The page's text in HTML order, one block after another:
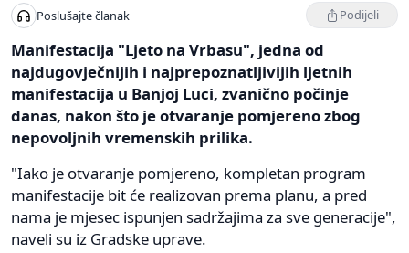
Poslušajte članak Podijeli
Manifestacija "Ljeto na Vrbasu", jedna od
najdugovječnijih i najprepoznatljivijih ljetnih
manifestacija u Banjoj Luci, zvanično počinje
danas, nakon što je otvaranje pomjereno zbog
nepovoljnih vremenskih prilika.
"Iako je otvaranje pomjereno, kompletan program
manifestacije bit će realizovan prema planu, a pred
nama je mjesec ispunjen sadržajima za sve generacije",
naveli su iz Gradske uprave.